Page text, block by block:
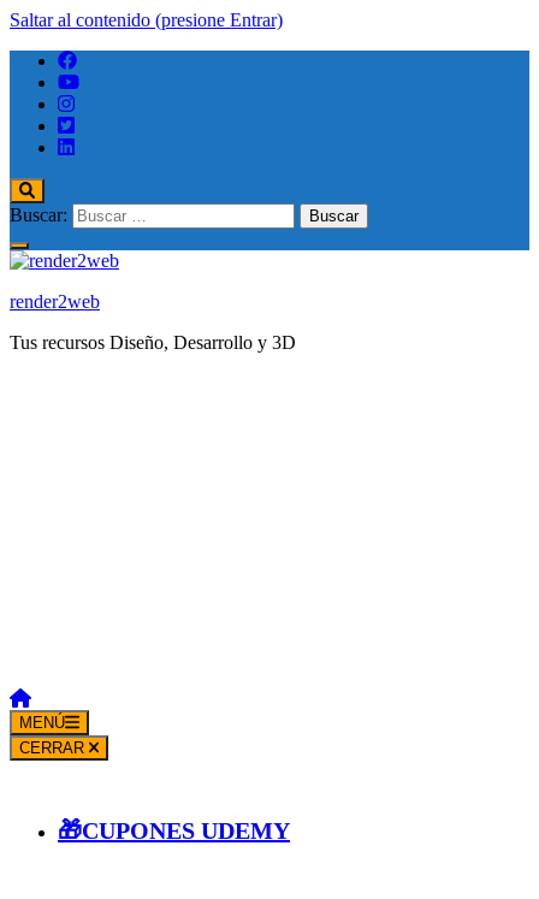
Saltar al contenido (presione Entrar)
Buscar:
render2web
Tus recursos Diseño, Desarrollo y 3D
MENÚ
CERRAR
🎁CUPONES UDEMY